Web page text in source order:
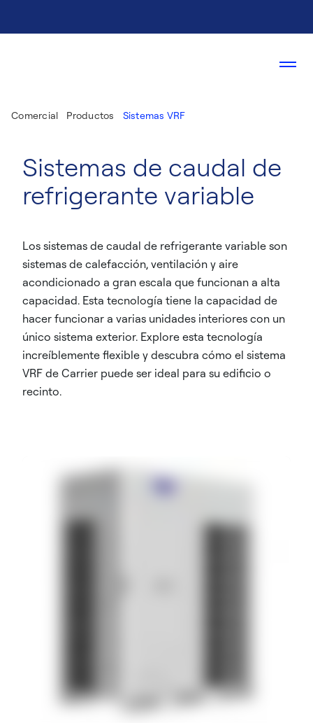
Comercial Productos Sistemas VRF
Sistemas de caudal de
refrigerante variable
Los sistemas de caudal de refrigerante variable son
sistemas de calefacción, ventilación y aire
acondicionado a gran escala que funcionan a alta
capacidad. Esta tecnología tiene la capacidad de
hacer funcionar a varias unidades interiores con un
único sistema exterior. Explore esta tecnología
increíblemente flexible y descubra cómo el sistema
VRF de Carrier puede ser ideal para su edificio o
recinto.